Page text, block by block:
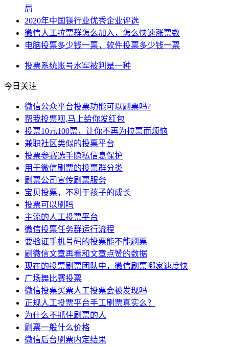
局
2020年中国镁行业优秀企业评选
微信人工拉票群怎么加入，怎么快速涨票数
电脑投票多少钱一票，软件投票多少钱一票
投票系统账号水军被判 是一种
今日关注
微信公众平台投票功能可以刷票吗?
帮我投票呗,马上给你发红包
投票10元100票，让你不再为拉票而烦恼
兼职社区类似的投票平台
投票参赛选手隐私信息保护
用于微信刷票的投票群分类
刷票公司宣传刷票服务
宝贝投票，不利于孩子的成长
投票可以刷吗
主流的人工投票平台
微信投票任务群运行流程
要验证手机号码的投票能不能刷票
刷微信文章再看和文章点赞的数据
现在的投票刷票团队中，微信刷票哪家速度快
广场舞比赛投票
微信投票买票人工投票会被发现吗
正规人工投票平台手工刷票真实么？
为什么不抓住刷票的人
刷票一般什么价格
微信后台刷票内定结果